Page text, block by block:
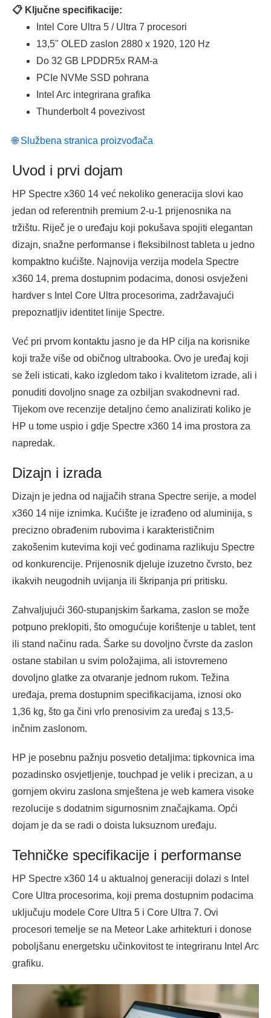
📋 Ključne specifikacije:
Intel Core Ultra 5 / Ultra 7 procesori
13,5" OLED zaslon 2880 x 1920, 120 Hz
Do 32 GB LPDDR5x RAM-a
PCIe NVMe SSD pohrana
Intel Arc integrirana grafika
Thunderbolt 4 povezivost
🌐 Službena stranica proizvođača
Uvod i prvi dojam
HP Spectre x360 14 već nekoliko generacija slovi kao
jedan od referentnih premium 2-u-1 prijenosnika na
tržištu. Riječ je o uređaju koji pokušava spojiti elegantan
dizajn, snažne performanse i fleksibilnost tableta u jedno
kompaktno kućište. Najnovija verzija modela Spectre
x360 14, prema dostupnim podacima, donosi osvježeni
hardver s Intel Core Ultra procesorima, zadržavajući
prepoznatljiv identitet linije Spectre.
Već pri prvom kontaktu jasno je da HP cilja na korisnike
koji traže više od običnog ultrabooka. Ovo je uređaj koji
se želi isticati, kako izgledom tako i kvalitetom izrade, ali i
ponuditi dovoljno snage za ozbiljan svakodnevni rad.
Tijekom ove recenzije detaljno ćemo analizirati koliko je
HP u tome uspio i gdje Spectre x360 14 ima prostora za
napredak.
Dizajn i izrada
Dizajn je jedna od najjačih strana Spectre serije, a model
x360 14 nije iznimka. Kućište je izrađeno od aluminija, s
precizno obrađenim rubovima i karakterističnim
zakošenim kutevima koji već godinama razlikuju Spectre
od konkurencije. Prijenosnik djeluje izuzetno čvrsto, bez
ikakvih neugodnih uvijanja ili škripanja pri pritisku.
Zahvaljujući 360-stupanjskim šarkama, zaslon se može
potpuno preklopiti, što omogućuje korištenje u tablet, tent
ili stand načinu rada. Šarke su dovoljno čvrste da zaslon
ostane stabilan u svim položajima, ali istovremeno
dovoljno glatke za otvaranje jednom rukom. Težina
uređaja, prema dostupnim specifikacijama, iznosi oko
1,36 kg, što ga čini vrlo prenosivim za uređaj s 13,5-
inčnim zaslonom.
HP je posebnu pažnju posvetio detaljima: tipkovnica ima
pozadinsko osvjetljenje, touchpad je velik i precizan, a u
gornjem okviru zaslona smještena je web kamera visoke
rezolucije s dodatnim sigurnosnim značajkama. Opći
dojam je da se radi o doista luksuznom uređaju.
Tehničke specifikacije i performanse
HP Spectre x360 14 u aktualnoj generaciji dolazi s Intel
Core Ultra procesorima, koji prema dostupnim podacima
uključuju modele Core Ultra 5 i Core Ultra 7. Ovi
procesori temelje se na Meteor Lake arhitekturi i donose
poboljšanu energetsku učinkovitost te integriranu Intel Arc
grafiku.